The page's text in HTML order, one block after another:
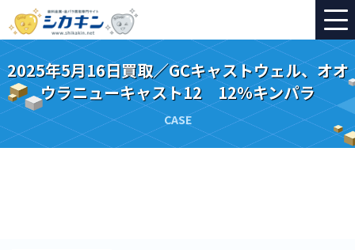
2025年5月16日買取／GCキャストウェル、オオ
ウラニューキャスト12 12％キンパラ
CASE